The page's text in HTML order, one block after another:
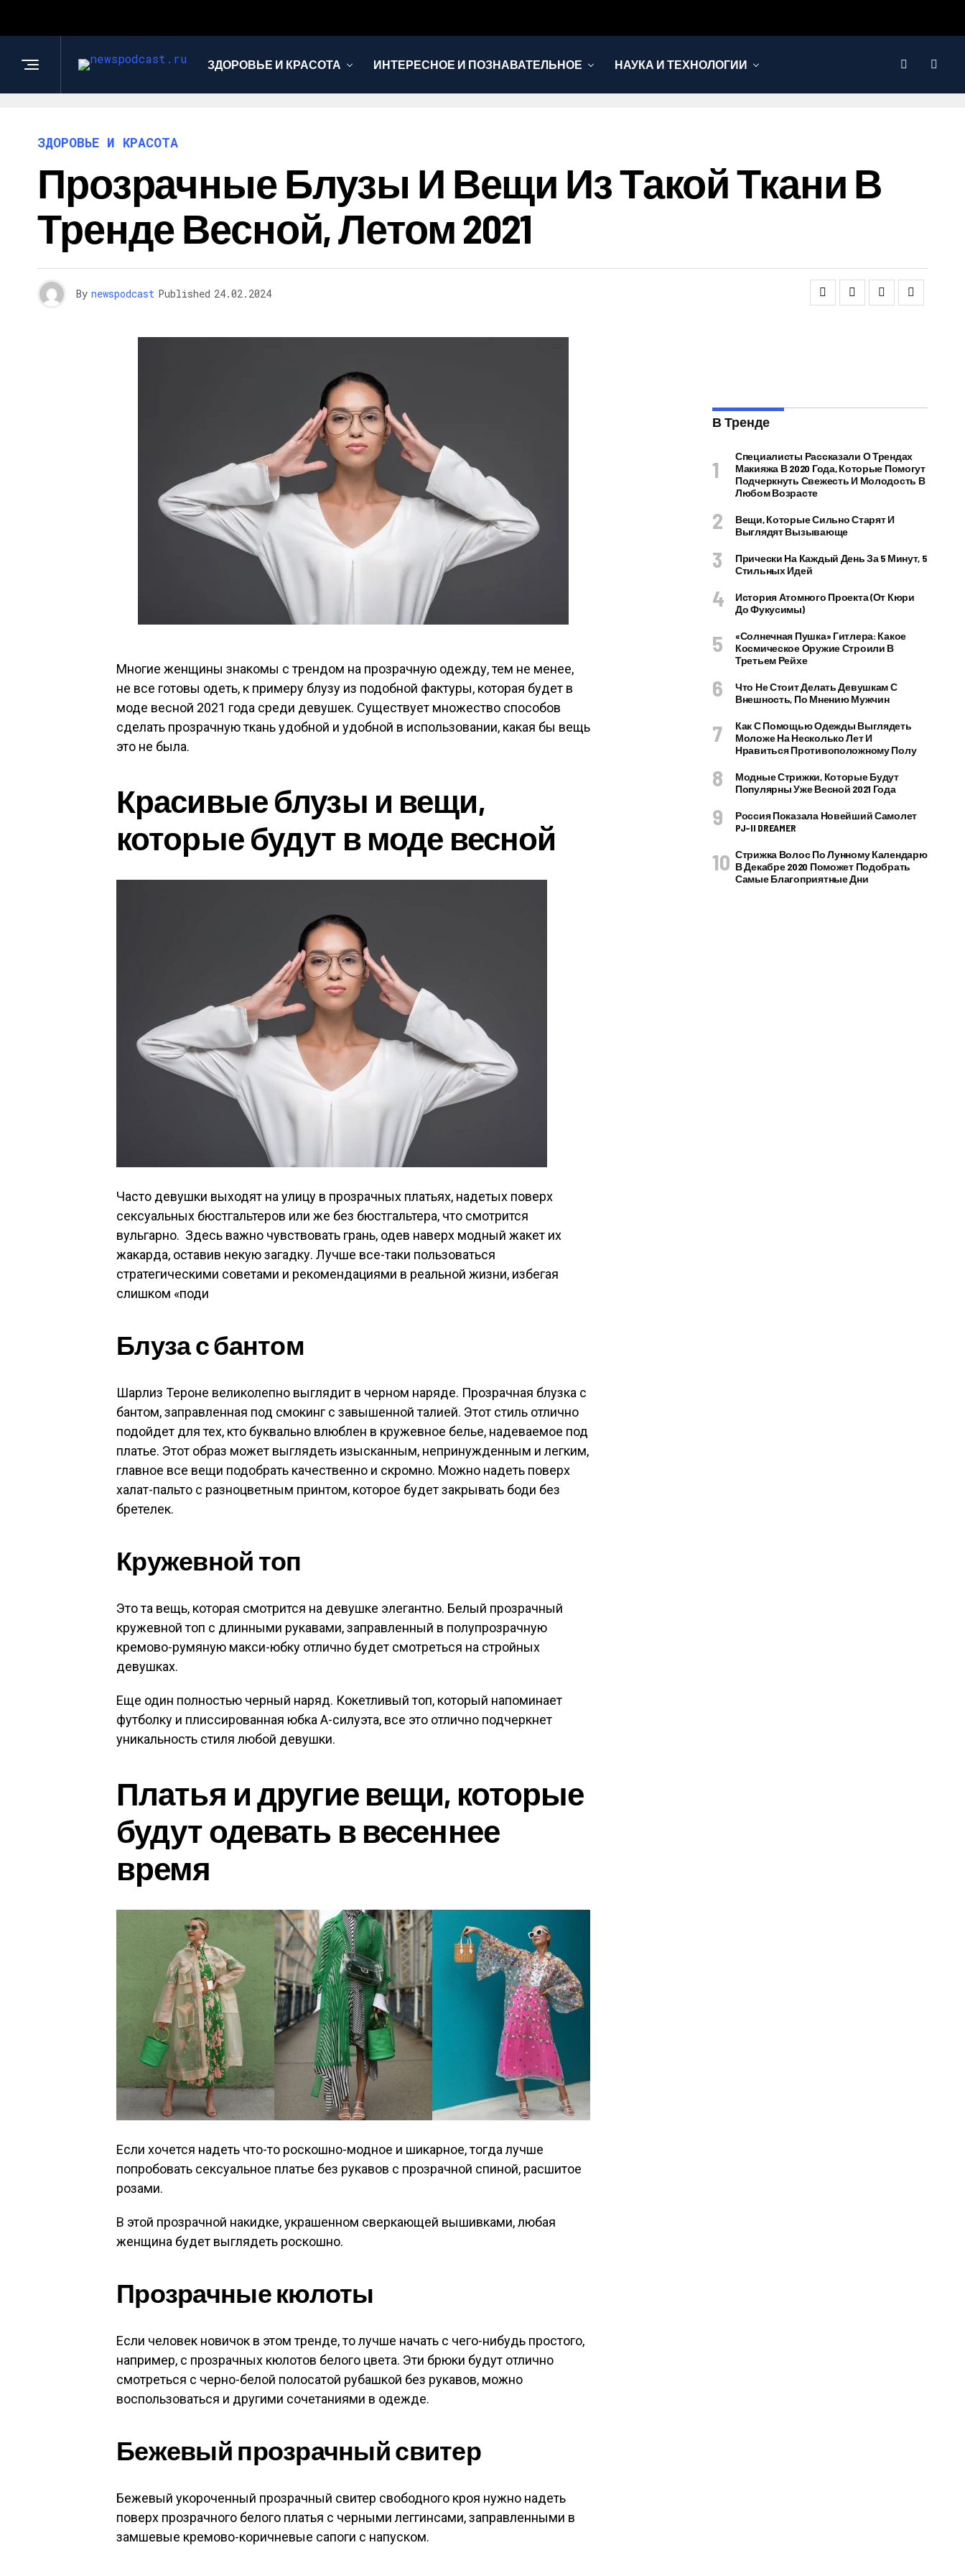
ЗДОРОВЬЕ И КРАСОТА ИНТЕРЕСНОЕ И ПОЗНАВАТЕЛЬНОЕ НАУКА И ТЕХНОЛОГИИ
ЗДОРОВЬЕ И КРАСОТА
Прозрачные Блузы И Вещи Из Такой Ткани В
Тренде Весной, Летом 2021
By newspodcast Published 24.02.2024
Многие женщины знакомы с трендом на прозрачную одежду, тем не менее,
не все готовы одеть, к примеру блузу из подобной фактуры, которая будет в
моде весной 2021 года среди девушек. Существует множество способов
сделать прозрачную ткань удобной и удобной в использовании, какая бы вещь
это не была.
Красивые блузы и вещи,
которые будут в моде весной
Часто девушки выходят на улицу в прозрачных платьях, надетых поверх
сексуальных бюстгальтеров или же без бюстгальтера, что смотрится
вульгарно. Здесь важно чувствовать грань, одев наверх модный жакет их
жакарда, оставив некую загадку. Лучше все-таки пользоваться
стратегическими советами и рекомендациями в реальной жизни, избегая
слишком «поди
Блуза с бантом
Шарлиз Тероне великолепно выглядит в черном наряде. Прозрачная блузка с
бантом, заправленная под смокинг с завышенной талией. Этот стиль отлично
подойдет для тех, кто буквально влюблен в кружевное белье, надеваемое под
платье. Этот образ может выглядеть изысканным, непринужденным и легким,
главное все вещи подобрать качественно и скромно. Можно надеть поверх
халат-пальто с разноцветным принтом, которое будет закрывать боди без
бретелек.
Кружевной топ
Это та вещь, которая смотрится на девушке элегантно. Белый прозрачный
кружевной топ с длинными рукавами, заправленный в полупрозрачную
кремово-румяную макси-юбку отлично будет смотреться на стройных
девушках.
Еще один полностью черный наряд. Кокетливый топ, который напоминает
футболку и плиссированная юбка А-силуэта, все это отлично подчеркнет
уникальность стиля любой девушки.
Платья и другие вещи, которые
будут одевать в весеннее
время
Если хочется надеть что-то роскошно-модное и шикарное, тогда лучше
попробовать сексуальное платье без рукавов с прозрачной спиной, расшитое
розами.
В этой прозрачной накидке, украшенном сверкающей вышивками, любая
женщина будет выглядеть роскошно.
Прозрачные кюлоты
Если человек новичок в этом тренде, то лучше начать с чего-нибудь простого,
например, с прозрачных кюлотов белого цвета. Эти брюки будут отлично
смотреться с черно-белой полосатой рубашкой без рукавов, можно
воспользоваться и другими сочетаниями в одежде.
Бежевый прозрачный свитер
Бежевый укороченный прозрачный свитер свободного кроя нужно надеть
поверх прозрачного белого платья с черными леггинсами, заправленными в
замшевые кремово-коричневые сапоги с напуском.
В Тренде
Специалисты Рассказали О Трендах
Макияжа В 2020 Года, Которые Помогут
Подчеркнуть Свежесть И Молодость В
Любом Возрасте
Вещи, Которые Сильно Старят И
Выглядят Вызывающе
Прически На Каждый День За 5 Минут, 5
Стильных Идей
История Атомного Проекта (от Кюри
До Фукусимы)
«Солнечная Пушка» Гитлера: Какое
Космическое Оружие Строили В
Третьем Рейхе
Что Не Стоит Делать Девушкам С
Внешность, По Мнению Мужчин
Как С Помощью Одежды Выглядеть
Моложе На Несколько Лет И
Нравиться Противоположному Полу
Модные Стрижки, Которые Будут
Популярны Уже Весной 2021 Года
Россия Показала Новейший Самолет
PJ–II DREAMER
Стрижка Волос По Лунному Календарю
В Декабре 2020 Поможет Подобрать
Самые Благоприятные Дни